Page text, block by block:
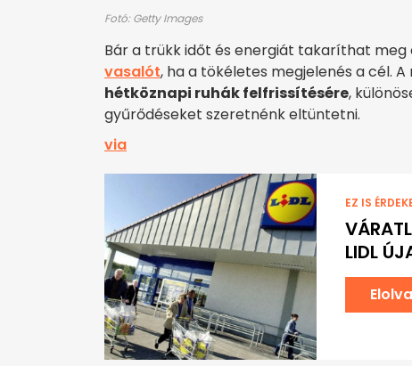
Fotó: Getty Images
Bár a trükk időt és energiát takaríthat
vasalót, ha a tökéletes megjelenés a cél.
hétköznapi ruhák felfrissítésére,
gyűrődéseket szeretnénk eltüntetni.
via
EZ IS
LIDL